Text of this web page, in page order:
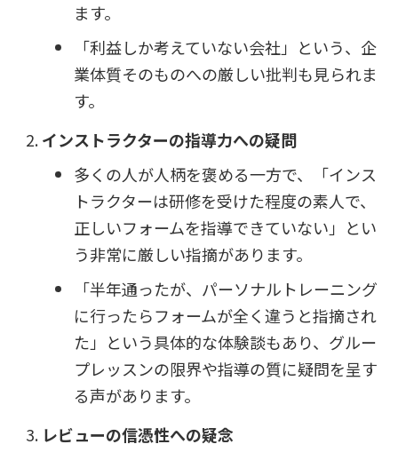
ます。
「利益しか考えていない会社」という、企
業体質そのものへの厳しい批判も見られま
す。
インストラクターの指導力への疑問
多くの人が人柄を褒める一方で、「インス
トラクターは研修を受けた程度の素人で、
正しいフォームを指導できていない」とい
う非常に厳しい指摘があります。
「半年通ったが、パーソナルトレーニング
に行ったらフォームが全く違うと指摘され
た」という具体的な体験談もあり、グルー
プレッスンの限界や指導の質に疑問を呈す
る声があります。
レビューの信憑性への疑念